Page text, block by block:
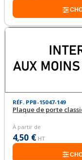
RÉF. PPB-15047-149
Plaque de porte
À partir de
4,50 € HT